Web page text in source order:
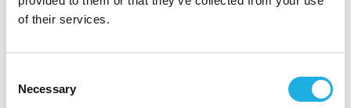
of their services.
Selection
Necessary
CV og søknad sendes inn via søkeknappen. I
henhold til GDPR ber vi deg om å ikke sende
kontaktpersonene.